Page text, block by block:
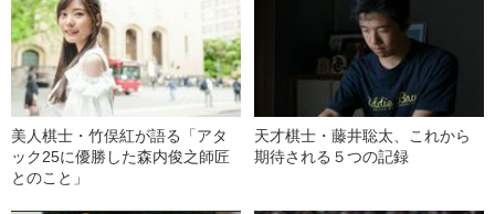
美人棋士・竹俣紅が語る「アタ
ック25に優勝した森内俊之師匠
とのこと」
天才棋士・藤井聡太、これから
期待される５つの記録